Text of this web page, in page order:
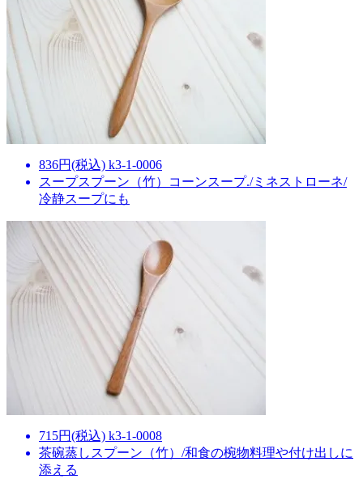
836円(税込) k3-1-0006
スープスプーン（竹）コーンスープ./ミネストローネ/
冷静スープにも
715円(税込) k3-1-0008
茶碗蒸しスプーン（竹）/和食の椀物料理や付け出しに
添える